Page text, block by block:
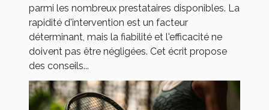
parmi les nombreux prestataires disponibles. La
rapidité d'intervention est un facteur
déterminant, mais la fiabilité et l'efficacité ne
doivent pas être négligées. Cet écrit propose
des conseils...